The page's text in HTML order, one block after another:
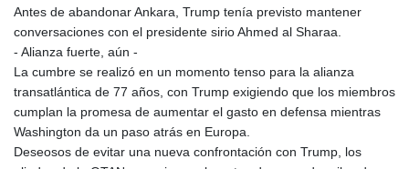
RSD 117.358631
RUB 93.515578
SAR 4.333626
SBD 9.317771
SCR 16.99798
SDG 693.483603
SEK 10.953417
Antes de abandonar Ankara, Trump tenía previsto mantener
conversaciones con el presidente sirio Ahmed al Sharaa.
- Alianza fuerte, aún -
La cumbre se realizó en un momento tenso para la alianza
transatlántica de 77 años, con Trump exigiendo que los miembros
cumplan la promesa de aumentar el gasto en defensa mientras
Washington da un paso atrás en Europa.
Deseosos de evitar una nueva confrontación con Trump, los